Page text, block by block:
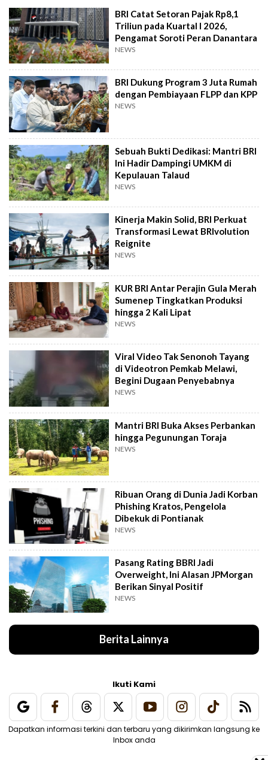
BRI Catat Setoran Pajak Rp8,1
Triliun pada Kuartal I 2026,
Pengamat Soroti Peran Danantara
NEWS
BRI Dukung Program 3 Juta Rumah
dengan Pembiayaan FLPP dan KPP
NEWS
Sebuah Bukti Dedikasi: Mantri BRI
Ini Hadir Dampingi UMKM di
Kepulauan Talaud
NEWS
Kinerja Makin Solid, BRI Perkuat
Transformasi Lewat BRIvolution
Reignite
NEWS
KUR BRI Antar Perajin Gula Merah
Sumenep Tingkatkan Produksi
hingga 2 Kali Lipat
NEWS
Viral Video Tak Senonoh Tayang
di Videotron Pemkab Melawi,
Begini Dugaan Penyebabnya
NEWS
Mantri BRI Buka Akses Perbankan
hingga Pegunungan Toraja
NEWS
Ribuan Orang di Dunia Jadi Korban
Phishing Kratos, Pengelola
Dibekuk di Pontianak
NEWS
Pasang Rating BBRI Jadi
Overweight, Ini Alasan JPMorgan
Berikan Sinyal Positif
NEWS
Berita Lainnya
Ikuti Kami
Dapatkan informasi terkini dan terbaru yang dikirimkan langsung ke
Inbox anda